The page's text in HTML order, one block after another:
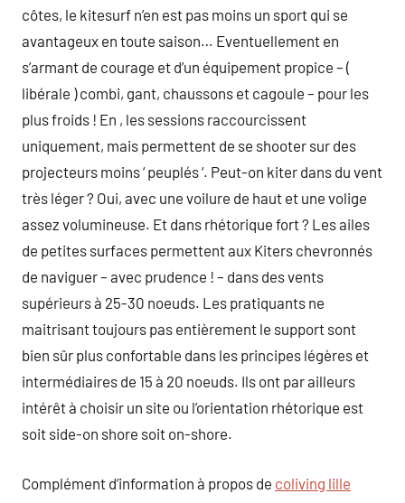
côtes, le kitesurf n’en est pas moins un sport qui se
avantageux en toute saison… Eventuellement en
s’armant de courage et d’un équipement propice – (
libérale ) combi, gant, chaussons et cagoule – pour les
plus froids ! En , les sessions raccourcissent
uniquement, mais permettent de se shooter sur des
projecteurs moins ‘ peuplés ‘. Peut-on kiter dans du vent
très léger ? Oui, avec une voilure de haut et une volige
assez volumineuse. Et dans rhétorique fort ? Les ailes
de petites surfaces permettent aux Kiters chevronnés
de naviguer – avec prudence ! – dans des vents
supérieurs à 25-30 noeuds. Les pratiquants ne
maitrisant toujours pas entièrement le support sont
bien sûr plus confortable dans les principes légères et
intermédiaires de 15 à 20 noeuds. Ils ont par ailleurs
intérêt à choisir un site ou l’orientation rhétorique est
soit side-on shore soit on-shore.
Complément d’information à propos de coliving lille